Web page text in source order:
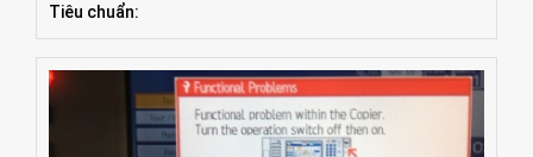
Tiêu chuẩn: